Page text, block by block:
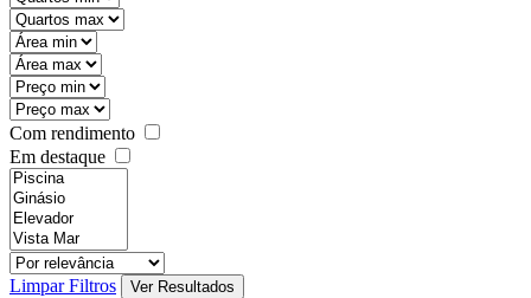
Com rendimento
Em destaque
Limpar Filtros Ver Resultados